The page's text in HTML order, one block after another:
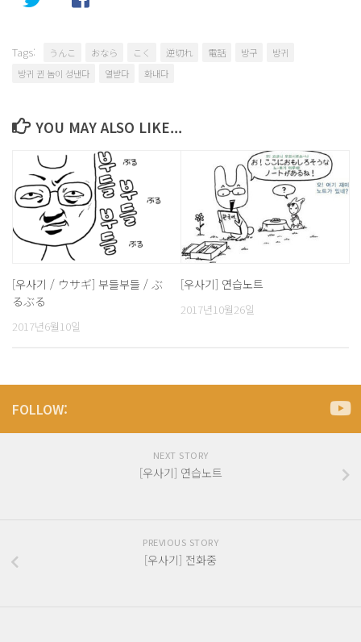
Tags: うんこ おなら こく 逆切れ 電話 방구
방귀
방귀 뀐 놈이 성낸다
열받다 화내다
YOU MAY ALSO LIKE...
[우사기 / ウサギ] 부들부들 / ぶ
るぶる
2017년6월10일
[우사기] 연습노트
2017년10월26일
FOLLOW:
NEXT STORY
[우사기] 연습노트
PREVIOUS STORY
[우사기] 전화중